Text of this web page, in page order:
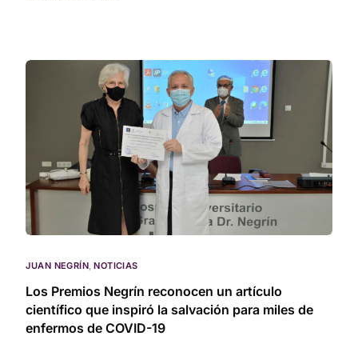
JUAN NEGRÍN ,NOTICIAS
Los Premios Negrín reconocen un artículo
científico que inspiró la salvación para miles de
enfermos de COVID-19